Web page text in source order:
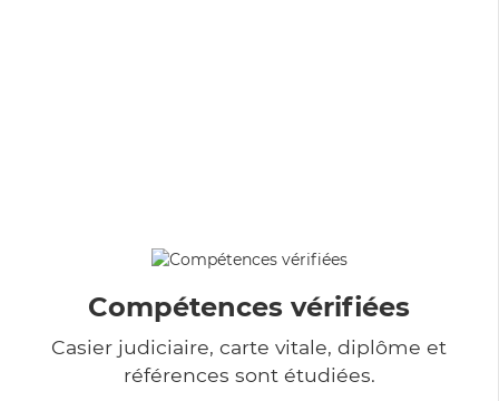
Compétences vérifiées
Casier judiciaire, carte vitale, diplôme et
références sont étudiées.